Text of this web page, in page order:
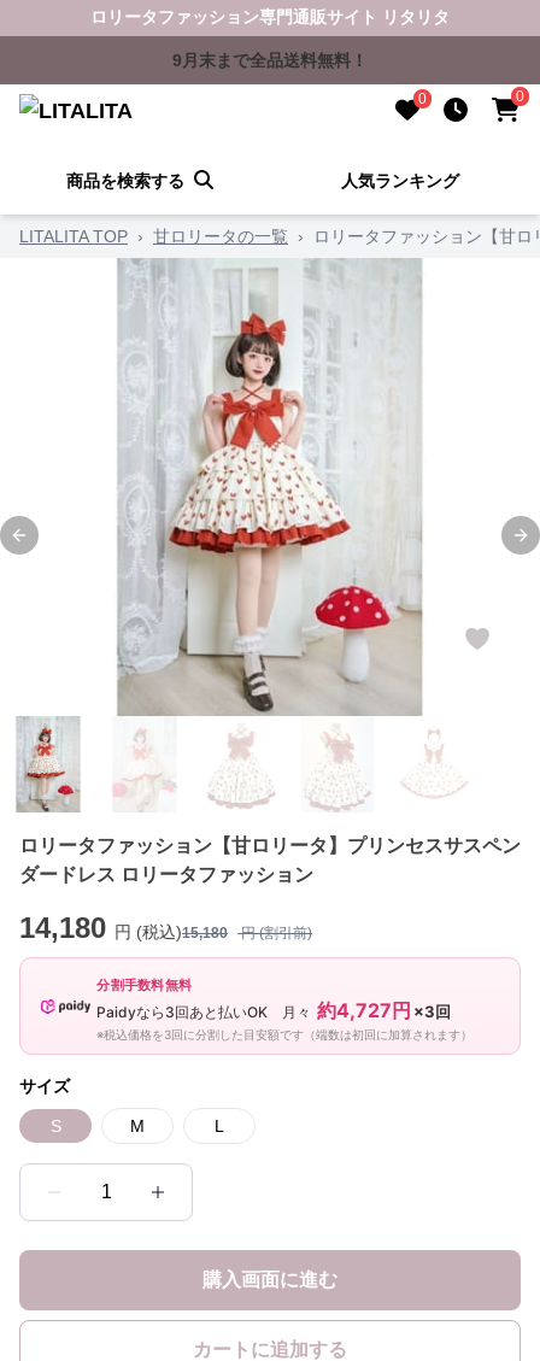
ロリータファッション専門通販サイト リタリタ
9月末まで全品送料無料！
0 0
商品を検索する 人気ランキング
LITALITA TOP › 甘ロリータの一覧 › ロリータファッション【甘
Previous slide
ロリータファッション【甘ロリータ】プリンセスサスペン
ダードレス ロリータファッション
14,180 円 (税込)15,180 円 (割引前)
分割手数料無料
Paidyなら3回あと払いOK 月々 約4,727円 ×3回
※税込価格を3回に分割した目安額です（端数は初回に加算されます）
サイズ
S M L
1
購入画面に進む
カートに追加する